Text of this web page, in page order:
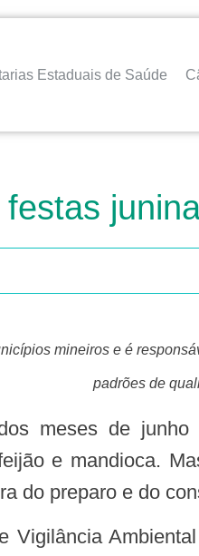
Estaduais de Saúde
padrões de
e mandioca.
do preparo e do